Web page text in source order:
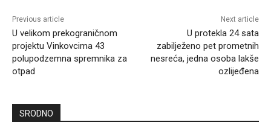
Previous article
U velikom prekograničnom
projektu Vinkovcima 43
polupodzemna spremnika za
otpad
Next article
U protekla 24 sata
zabilježeno pet prometnih
nesreća, jedna osoba lakše
ozlijeđena
SRODNO